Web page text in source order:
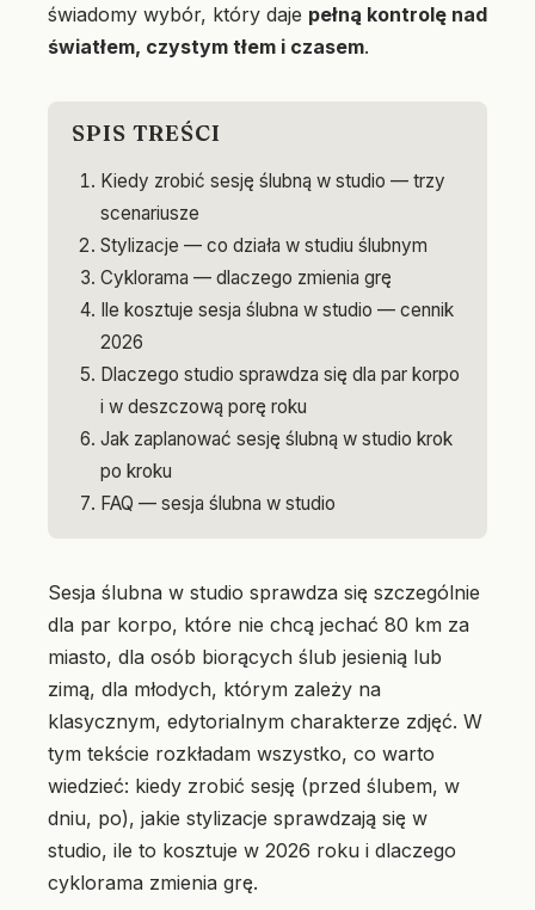
świadomy wybór, który daje pełną kontrolę nad
światłem, czystym tłem i czasem.
SPIS TREŚCI
Kiedy zrobić sesję ślubną w studio — trzy
scenariusze
Stylizacje — co działa w studiu ślubnym
Cyklorama — dlaczego zmienia grę
Ile kosztuje sesja ślubna w studio — cennik
2026
Dlaczego studio sprawdza się dla par korpo
i w deszczową porę roku
Jak zaplanować sesję ślubną w studio krok
po kroku
FAQ — sesja ślubna w studio
Sesja ślubna w studio sprawdza się szczególnie
dla par korpo, które nie chcą jechać 80 km za
miasto, dla osób biorących ślub jesienią lub
zimą, dla młodych, którym zależy na
klasycznym, edytorialnym charakterze zdjęć. W
tym tekście rozkładam wszystko, co warto
wiedzieć: kiedy zrobić sesję (przed ślubem, w
dniu, po), jakie stylizacje sprawdzają się w
studio, ile to kosztuje w 2026 roku i dlaczego
cyklorama zmienia grę.